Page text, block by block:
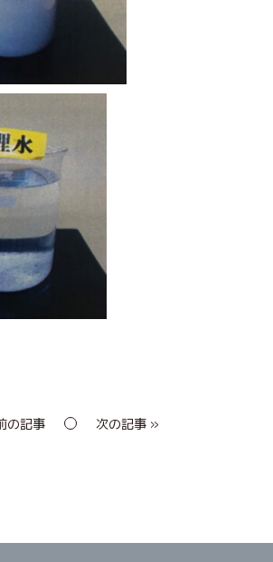
の記事 次の記事 »